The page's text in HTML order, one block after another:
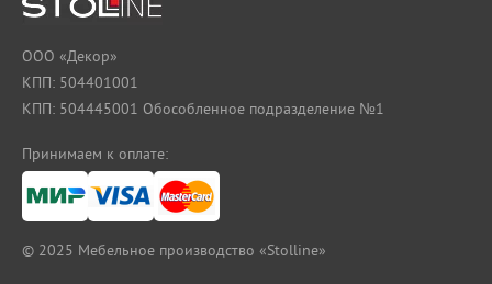
ООО «Декор»
КПП: 504401001
КПП: 504445001 Обособленное подразделение №1
Принимаем к оплате:
© 2025 Мебельное производство «Stolline»